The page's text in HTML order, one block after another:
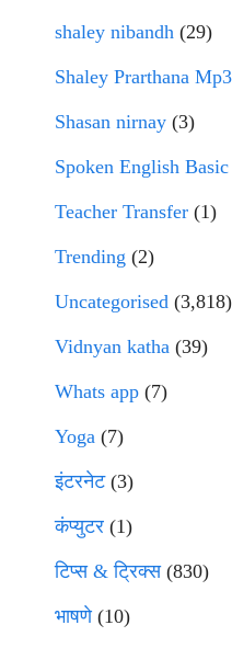
shaley nibandh (29)
Shaley Prarthana Mp3
Shasan nirnay (3)
Spoken English
Teacher Transfer (1)
Trending (2)
Uncategorised (3,818)
Vidnyan katha (39)
Whats app (7)
Yoga (7)
इंटरनेट(3)
कंप्युटर (1)
टिप्स & ट्रिक्स(830)
भाषणे(10)